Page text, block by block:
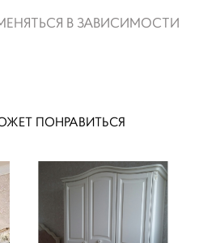
В ЗАВИСИМОСТИ
ПОНРАВИТЬСЯ